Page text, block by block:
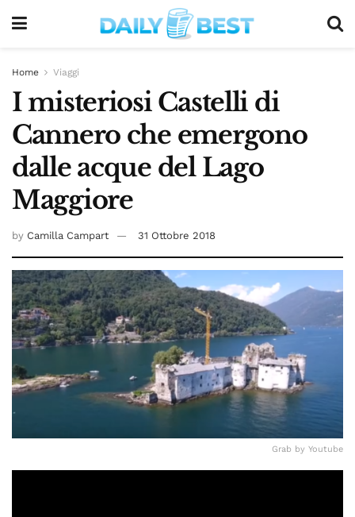
Home Viaggi
I misteriosi Castelli di
Cannero che emergono
dalle acque del Lago
Maggiore
by Camilla Campart 31 Ottobre 2018
Grab by Youtube